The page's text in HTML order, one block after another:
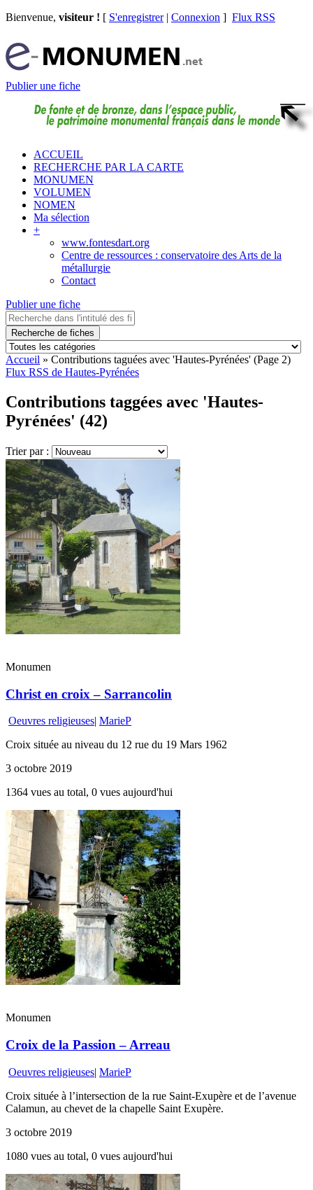
Bienvenue, visiteur ! [ S'enregistrer| Connexion ] Flux RSS
Publier une fiche
ACCUEIL
RECHERCHE PAR LA CARTE
MONUMEN
VOLUMEN
NOMEN
Ma sélection
+
www.fontesdart.org
Centre de ressources : conservatoire des Arts de la
métallurgie
Contact
Publier une fiche
Recherche de fiches
Accueil » Contributions taguées avec 'Hautes-Pyrénées' (Page 2)
Flux RSS de Hautes-Pyrénées
Contributions taggées avec 'Hautes-
Pyrénées' (42)
Trier par :
Monumen
Christ en croix – Sarrancolin
Oeuvres religieuses| MarieP
Croix située au niveau du 12 rue du 19 Mars 1962
3 octobre 2019
1364 vues au total, 0 vues aujourd'hui
Monumen
Croix de la Passion – Arreau
Oeuvres religieuses| MarieP
Croix située à l’intersection de la rue Saint-Exupère et de l’avenue
Calamun, au chevet de la chapelle Saint Exupère.
3 octobre 2019
1080 vues au total, 0 vues aujourd'hui